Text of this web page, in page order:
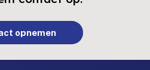
opnemen